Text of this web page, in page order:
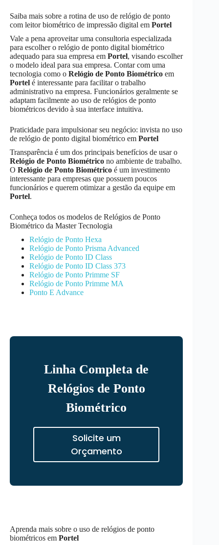
Saiba mais sobre a rotina de uso de relógio de ponto
com leitor biométrico de impressão digital em Portel
Vale a pena aproveitar uma consultoria especializada
para escolher o relógio de ponto digital biométrico
adequado para sua empresa em Portel, visando escolher
o modelo ideal para sua empresa. Contar com uma
tecnologia como o Relógio de Ponto Biométrico em
Portel é interessante para facilitar o trabalho
administrativo na empresa. Funcionários geralmente se
adaptam facilmente ao uso de relógios de ponto
biométricos devido à sua interface intuitiva.
Praticidade para impulsionar seu negócio: invista no uso
de relógio de ponto digital biométrico em Portel
Transparência é um dos principais benefícios de usar o
Relógio de Ponto Biométrico no ambiente de trabalho.
O Relógio de Ponto Biométrico é um investimento
interessante para empresas que possuem poucos
funcionários e querem otimizar a gestão da equipe em
Portel.
Conheça todos os modelos de Relógios de Ponto
Biométrico da Master Tecnologia
Relógio de Ponto Hexa
Relógio de Ponto Prisma Advanced
Relógio de Ponto ID Class
Relógio de Ponto ID Class 373
Relógio de Ponto Primme SF
Relógio de Ponto Primme MA
Ponto E Advance
Linha Completa de
Relógios de Ponto
Biométrico
Solicite um
Orçamento
Aprenda mais sobre o uso de relógios de ponto
biométricos em Portel